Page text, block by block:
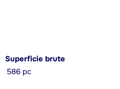
Superficie brute
586 pc